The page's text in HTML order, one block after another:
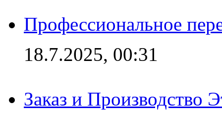
Профессиональное
18.7.2025, 00:31
Заказ и Производство